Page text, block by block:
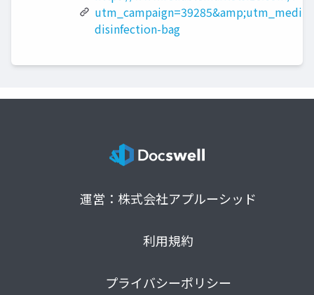
disinfection-bag
運営：株式会社アプルーシッド
利用規約
プライバシーポリシー